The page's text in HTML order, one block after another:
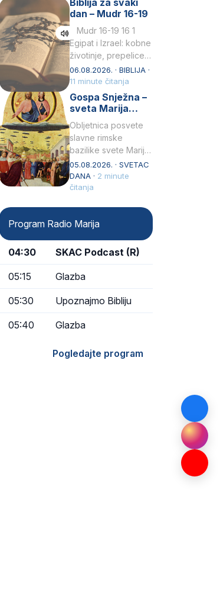
Petar u svojoj
drugoj…
Biblija za svaki
dan – Mudr 16-19
Mudr 16-19 16 1
Egipat i Izrael: kobne
životinje, prepelice
Zato bijahu
primjereno kažnjeni
sličnim životinjamai
mučeni mnoštvom
06.08.2026. · BIBLIJA ·
11 minute čitanja
Gospa Snježna –
sveta Marija
Velika, zaštitnica
rimske bazilike
Obljetnica posvete
slavne rimske
bazilike svete Marije
Velike (Santa Maria
Maggiore) u narodu
se slavi kao Gospa
05.08.2026. · SVETAC
DANA · 2 minute
čitanja
Program Radio Marija
04:30 SKAC Podcast (R)
05:15 Glazba
05:30 Upoznajmo Bibliju
05:40 Glazba
Pogledajte program